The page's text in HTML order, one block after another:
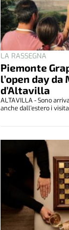
LA RASSEGNA
Piemonte
l’open day
d’Altavilla
ALTAVILLA - Sono
anche dall’estero i